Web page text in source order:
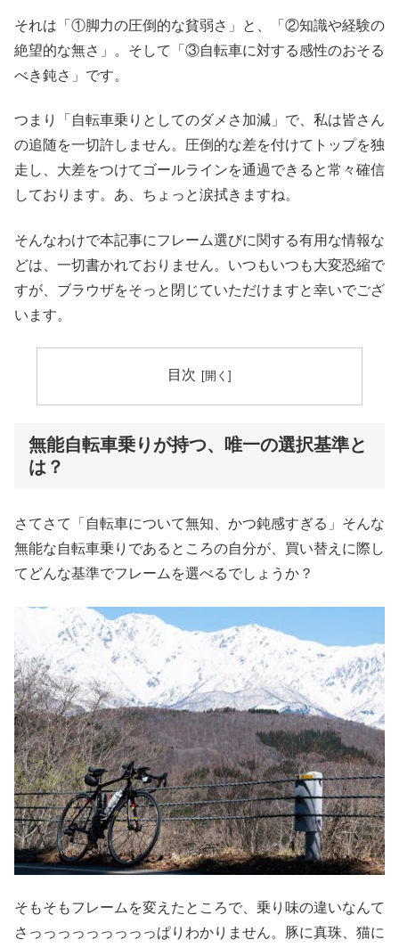
それは「①脚力の圧倒的な貧弱さ」と、「②知識や経験の
絶望的な無さ」。そして「③自転車に対する感性のおそる
べき鈍さ」です。
つまり「自転車乗りとしてのダメさ加減」で、私は皆さん
の追随を一切許しません。圧倒的な差を付けてトップを独
走し、大差をつけてゴールラインを通過できると常々確信
しております。あ、ちょっと涙拭きますね。
そんなわけで本記事にフレーム選びに関する有用な情報な
どは、一切書かれておりません。いつもいつも大変恐縮で
すが、ブラウザをそっと閉じていただけますと幸いでござ
います。
目次
無能自転車乗りが持つ、唯一の選択基準と
は？
さてさて「自転車について無知、かつ鈍感すぎる」そんな
無能な自転車乗りであるところの自分が、買い替えに際し
てどんな基準でフレームを選べるでしょうか？
そもそもフレームを変えたところで、乗り味の違いなんて
さっっっっっっっっっぱりわかりません。豚に真珠、猫に